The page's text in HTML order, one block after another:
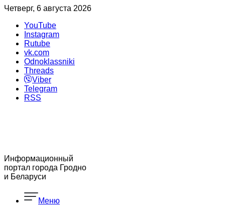
Четверг, 6 августа 2026
YouTube
Instagram
Rutube
vk.com
Odnoklassniki
Threads
Viber
Telegram
RSS
Информационный
портал города Гродно
и Беларуси
Меню